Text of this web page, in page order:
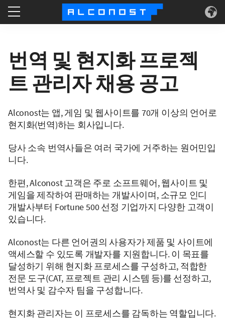
고객 사례
알코노스트
번역 및 현지화 프로젝
트 관리자 채용 공고
Alconost는 앱, 게임 및 웹사이트를 70개 이상의 언어로
현지화(번역)하는 회사입니다.
당사 소속 번역사들은 여러 국가에 거주하는 원어민입
니다.
한편, Alconost 고객은 주로 소프트웨어, 웹사이트 및
게임을 제작하여 판매하는 개발사이며, 소규모 인디
개발사부터 Fortune 500 선정 기업까지 다양한 고객이
있습니다.
Alconost는 다른 언어권의 사용자가 제품 및 사이트에
액세스할 수 있도록 개발자를 지원합니다. 이 목표를
달성하기 위해 현지화 프로세스를 구성하고, 적합한
전문 도구(CAT, 프로젝트 관리 시스템 등)를 선정하고,
번역사 및 감수자 팀을 구성합니다.
현지화 관리자는 이 프로세스를 감독하는 역할입니다.